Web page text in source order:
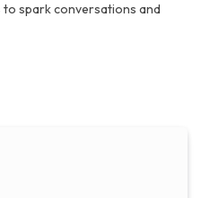
to spark conversations and